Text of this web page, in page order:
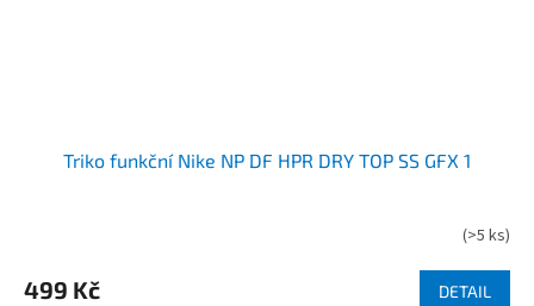
Triko funkční Nike NP DF HPR DRY TOP SS GFX 1
(>5 ks)
499 Kč DETAIL